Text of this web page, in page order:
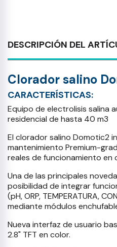
DESCRIPCIÓN DEL
Clorador salino
CARACTERÍSTICAS:
Equipo de electrolisis salina
residencial de hasta 40 m3
El clorador salino Domotic2
mantenimiento Premium-
reales de funcionamiento en
Una de las principales
posibilidad de integrar
(pH, ORP, TEMPERATURA,
mediante módulos
Nueva interfaz de usuario
2.8" TFT en color.